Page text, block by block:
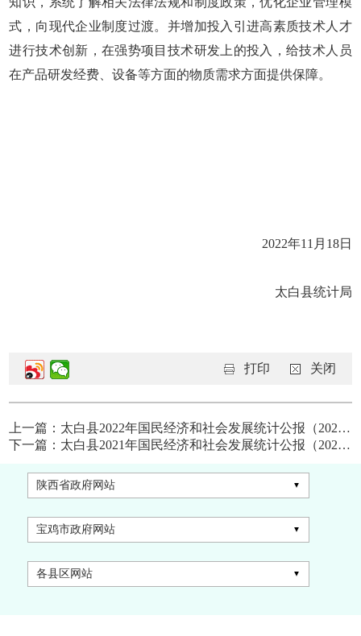
式，向现代企业制度过渡。并增加投入引进高素质技术人才
进行技术创新，在强势项目技术研发上的投入，给技术人员
在产品研发经费、设备等方面的物质需求方面提供保障。
2022年11月18日
太白县统计局
打印 关闭
上一篇：太白县2022年国民经济和社会发展统计公报（2023年4月）
下一篇：太白县2021年国民经济和社会发展统计公报（2022年5月）
陕西省政府网站
宝鸡市政府网站
各县区网站